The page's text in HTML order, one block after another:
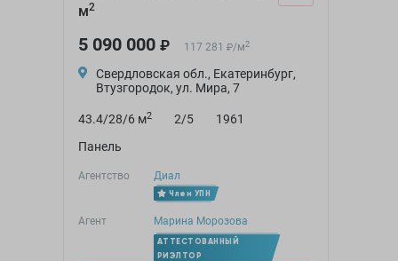
м2
5 090 000 ₽ 117 281 ₽/м2
Свердловская обл., Екатеринбург,
Втузгородок, ул. Мира, 7
43.4/28/6 м2 2/5
1961
Панель
Агентство Диал
Член УПН
Агент Марина Морозова
АТТЕСТОВАННЫЙ
РИЭЛТОР